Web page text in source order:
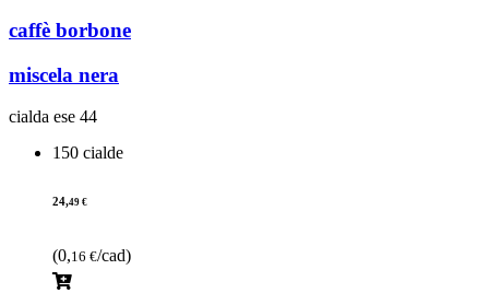
caffè borbone
miscela nera
cialda ese 44
150 cialde
24,49 €
(0,16 €/cad)